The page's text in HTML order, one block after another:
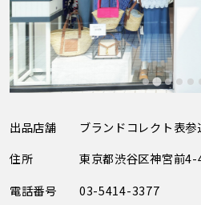
出品店舗
ブランドコレクト表参
住所
東京都渋谷区神宮前
電話番号
03-5414-3377